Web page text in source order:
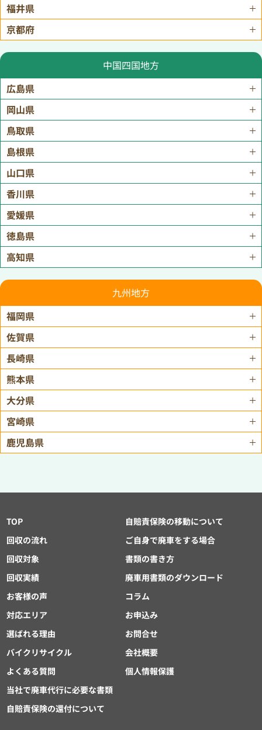
福井県
京都府
中国四国地方
広島県
岡山県
鳥取県
島根県
山口県
香川県
愛媛県
徳島県
高知県
九州地方
福岡県
佐賀県
長崎県
熊本県
大分県
宮崎県
鹿児島県
TOP
回収の流れ
回収対象
回収実績
お客様の声
対応エリア
選ばれる理由
バイクリサイクル
よくある質問
当社で廃車代行に必要な書類
自賠責保険の還付について
自賠責保険の移動について
ご自身で廃車をする場合
書類の書き方
廃車用書類のダウンロード
コラム
お申込み
お問合せ
会社概要
個人情報保護